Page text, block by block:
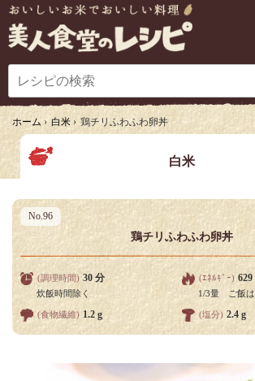
ホーム › 白米 › 鶏チリふわふわ卵丼
白米
No.96
鶏チリふわふわ卵丼
(調理時間) 30 分
炊飯時間除く
(ｴﾈﾙｷﾞｰ)
1/3量 ご飯は
(食物繊維) 1.2 g (塩分) 2.4 g